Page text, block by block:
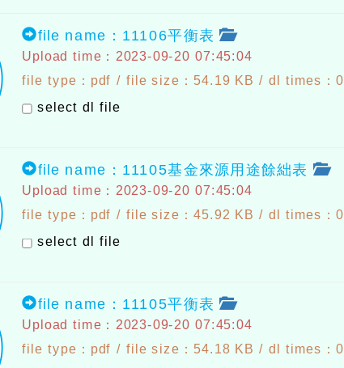
file name：11106平衡表
Upload time：2023-09-20 07:45:04
file type：pdf / file size：54.19 KB / dl times：0
select dl file
file name：11105基金來源用途餘絀表
Upload time：2023-09-20 07:45:04
file type：pdf / file size：45.92 KB / dl times：0
select dl file
file name：11105平衡表
Upload time：2023-09-20 07:45:04
file type：pdf / file size：54.18 KB / dl times：0